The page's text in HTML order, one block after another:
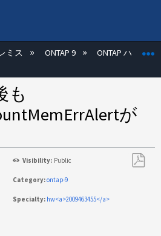
を展開/折りたたむ
ミス ONTAP 9 ONTAP ハード
も
が
Visibility: Public
Category:ontap-9
Specialty: hw<a>2009463455</a>